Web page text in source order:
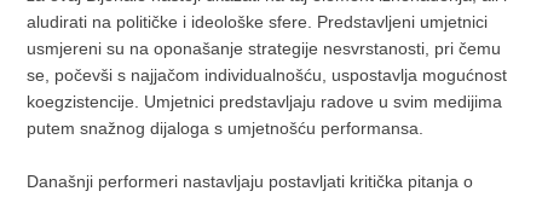
aludirati na političke i ideološke sfere. Predstavljeni umjetnici
usmjereni su na oponašanje strategije nesvrstanosti, pri čemu
se, počevši s najjačom individualnošću, uspostavlja mogućnost
koegzistencije. Umjetnici predstavljaju radove u svim medijima
putem snažnog dijaloga s umjetnošću performansa.
Današnji performeri nastavljaju postavljati kritička pitanja o